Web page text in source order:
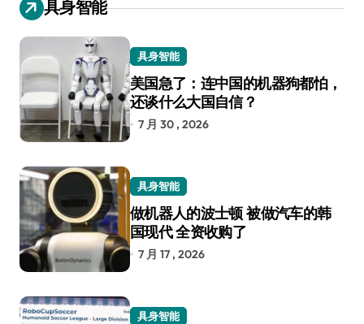
具身智能
具身智能
美国急了：连中国的机器狗都怕，
还谈什么大国自信？
7 月 30 , 2026
具身智能
做机器人的波士顿 被做汽车的韩
国现代 全资收购了
7 月 17 , 2026
具身智能